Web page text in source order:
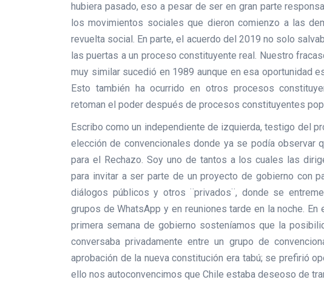
hubiera pasado, eso a pesar de ser en gran parte
los movimientos sociales que dieron comienzo a las
revuelta social. En parte, el acuerdo del 2019 no solo
las puertas a un proceso constituyente real. Nuestro
muy similar sucedió en 1989 aunque en esa oportunidad
Esto también ha ocurrido en otros procesos
retoman el poder después de procesos constituyentes
Escribo como un independiente de izquierda, testigo del
elección de convencionales donde ya se podía observar
para el Rechazo. Soy uno de tantos a los cuales las
para invitar a ser parte de un proyecto de gobierno con
diálogos públicos y otros ¨privados¨, donde se
grupos de WhatsApp y en reuniones tarde en la noche.
primera semana de gobierno sosteníamos que la
conversaba privadamente entre un grupo de
aprobación de la nueva constitución era tabú; se prefirió
ello nos autoconvencimos que Chile estaba deseoso de